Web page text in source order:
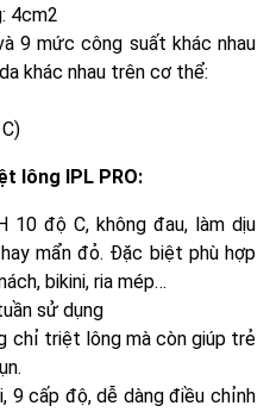
4cm2
9 mức công suất khác nhau
khác nhau trên cơ thể:
lông IPL PRO:
10 độ C, không đau, làm dịu
mẩn đỏ. Đặc biệt phù hợp
bikini, ria mép…
sử dụng
chỉ triệt lông mà còn giúp trẻ
9 cấp độ, dễ dàng điều chỉnh